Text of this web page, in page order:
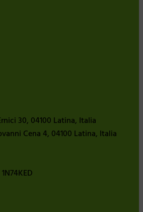
30, 04100 Latina, Italia
Cena 4, 04100 Latina, Italia